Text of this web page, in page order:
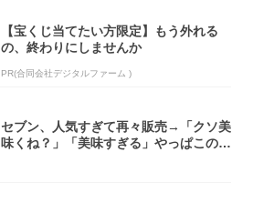
【宝くじ当てたい方限定】もう外れる
の、終わりにしませんか
PR(合同会社デジタルファーム )
セブン、人気すぎて再々販売→「クソ美
味くね？」「美味すぎる」やっぱこのク